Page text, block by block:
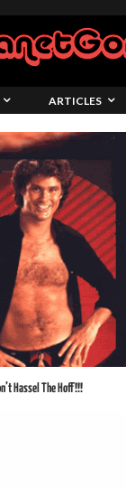
ARTICLES
Hassel The Hoff!!!